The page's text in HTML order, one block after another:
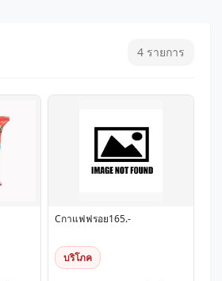
4 รายการ
Cกาแฟฟรอย165.-
บริโภค